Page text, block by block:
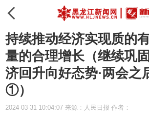
持续推动经济实现质的
量的合理增长（继续巩
济回升向好态势·两会之
①）
2024-03-31 10:04:07 来源：人民日报 作者：